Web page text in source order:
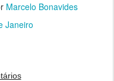
Marcelo Bonavides
Janeiro